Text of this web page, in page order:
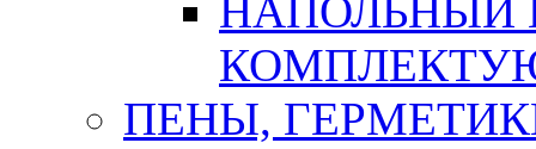
НАПОЛЬНЫЙ
ПЕНЫ,